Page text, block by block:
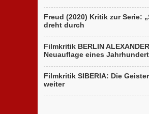
Freud (2020) Kritik zur Serie:
dreht durch
Filmkritik BERLIN
Neuauflage eines
Filmkritik SIBERIA: Die
weiter